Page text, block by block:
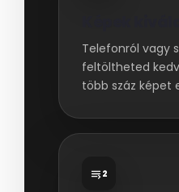
Telefonról vagy
feltöltheted
több száz képet
2